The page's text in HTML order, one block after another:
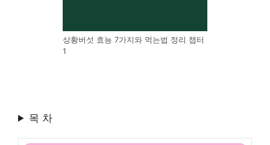
상황버섯 효능 7가지와 먹는법 정리 챕터
1
목 차